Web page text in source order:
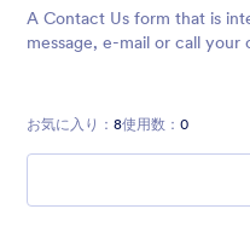
A Contact Us form that is
message, e-mail or call your
お気に入り： 8使用数： 0